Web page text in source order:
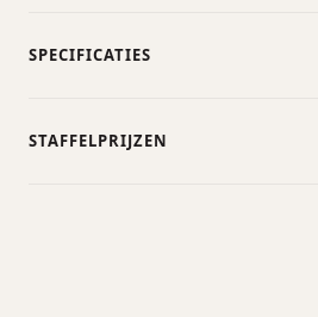
SPECIFICATIES
STAFFELPRIJZEN